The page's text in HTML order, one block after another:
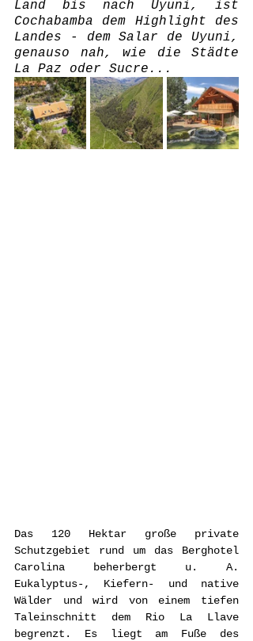
Land bis nach Uyuni, ist
Cochabamba dem Highlight des
Landes - dem Salar de Uyuni,
genauso nah, wie die Städte
La Paz oder Sucre...
Das 120 Hektar große private
Schutzgebiet rund um das Berghotel
Carolina beherbergt u. A.
Eukalyptus-, Kiefern- und native
Wälder und wird von einem tiefen
Taleinschnitt dem Rio La Llave
begrenzt. Es liegt am Fuße des